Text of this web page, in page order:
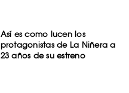
Así es como lucen los
protagonistas de La Niñera a
23 años de su estreno